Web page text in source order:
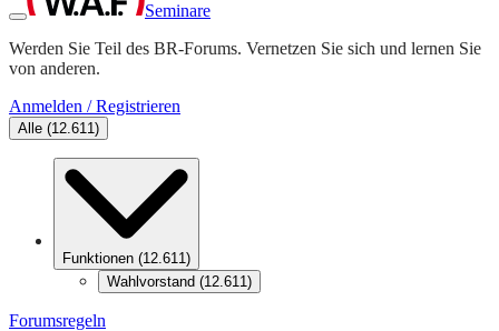
Seminare
Werden Sie Teil des BR-Forums. Vernetzen Sie sich und lernen Sie
von anderen.
Anmelden / Registrieren
Alle (12.611)
Funktionen (12.611)
Wahlvorstand (12.611)
Forumsregeln